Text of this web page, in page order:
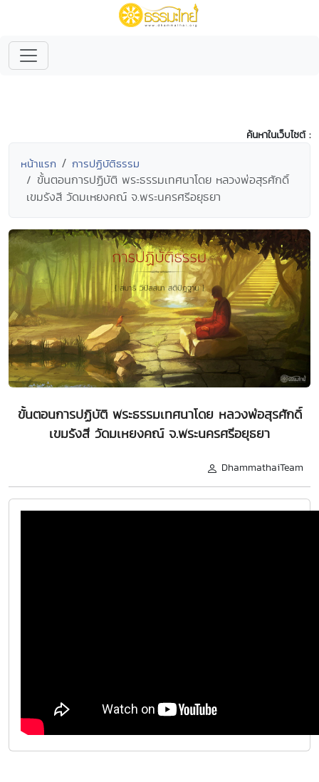
ค้นหาในเว็บไซต์ :
หน้าแรก การปฏิบัติธรรม
ขั้นตอนการปฏิบัติ พระธรรมเทศนาโดย หลวงพ่อสุรศักดิ์
เขมรังสี วัดมเหยงคณ์ จ.พระนครศรีอยุธยา
ขั้นตอนการปฏิบัติ พระธรรมเทศนาโดย หลวงพ่อสุรศักดิ์
เขมรังสี วัดมเหยงคณ์ จ.พระนครศรีอยุธยา
DhammathaiTeam